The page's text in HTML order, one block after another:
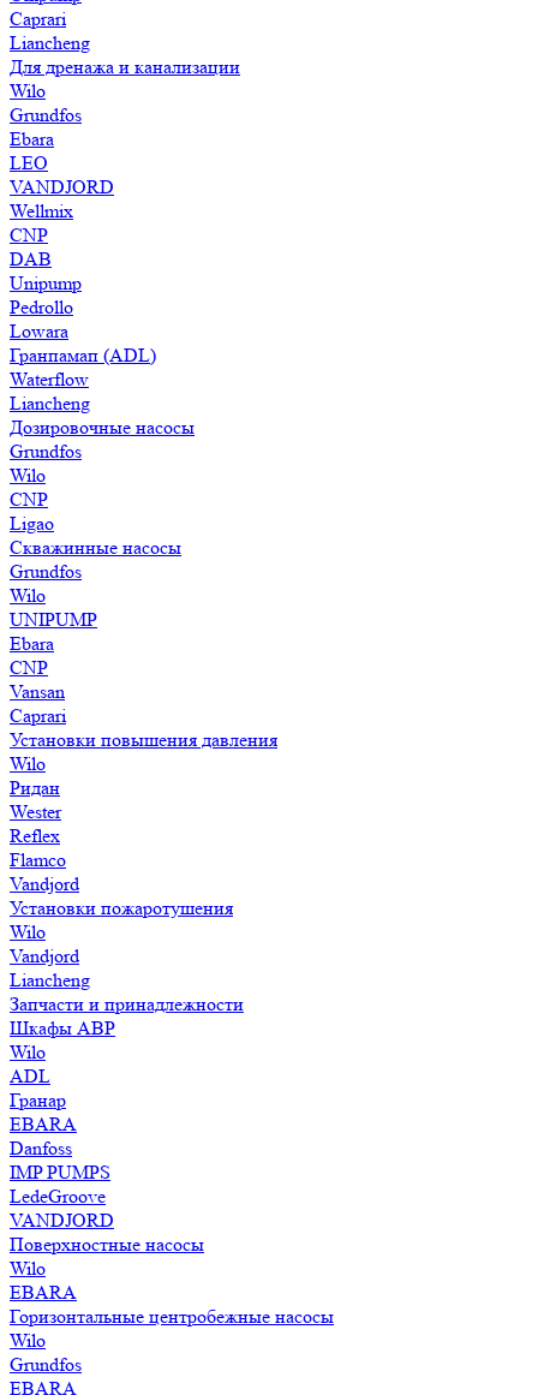
Caprari
Liancheng
Для дренажа и канализации
Wilo
Grundfos
Ebara
LEO
VANDJORD
Wellmix
CNP
DAB
Unipump
Pedrollo
Lowara
Гранпамап (ADL)
Waterflow
Liancheng
Дозировочные насосы
Grundfos
Wilo
CNP
Ligao
Скважинные насосы
Grundfos
Wilo
UNIPUMP
Ebara
CNP
Vansan
Caprari
Установки повышения давления
Wilo
Ридан
Wester
Reflex
Flamco
Vandjord
Установки пожаротушения
Wilo
Vandjord
Liancheng
Запчасти и принадлежности
Шкафы АВР
Wilo
ADL
Гранар
EBARA
Danfoss
IMP PUMPS
LedeGroove
VANDJORD
Поверхностные насосы
Wilo
EBARA
Горизонтальные центробежные насосы
Wilo
Grundfos
EBARA